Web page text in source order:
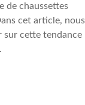
de chaussettes
cet article, nous
sur cette tendance